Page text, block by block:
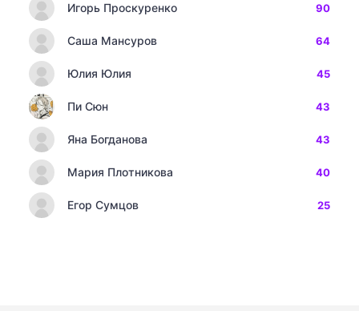
Игорь Проскуренко 90
Саша Мансуров 64
Юлия Юлия 45
Пи Сюн 43
Яна Богданова 43
Мария Плотникова 40
Егор Сумцов 25